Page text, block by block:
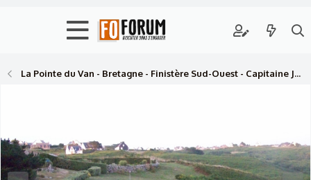
La Pointe du Van - Bretagne - Finistère Sud-Ouest - Capitaine Jack